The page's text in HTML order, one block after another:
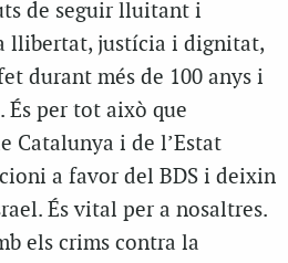
de seguir lluitant i
llibertat, justícia i dignitat,
durant més de 100 anys i
per tot això que
Catalunya i de l’Estat
a favor del BDS i deixin
És vital per a nosaltres.
els crims contra la